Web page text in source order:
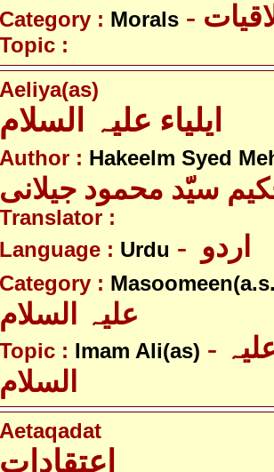
Category : Morals
Topic :
Aeliya(as)
Author : Hakeelm Syed
سیّد محمود جیلانی
Translator :
Language : Urdu
Category :
Topic : Imam Ali(as) - امام علی علیہ
السلام
Aetaqadat